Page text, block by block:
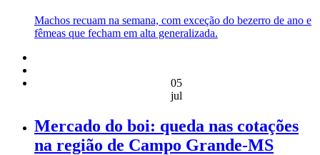
Machos recuam na semana, com exceção do bezerro de ano e
fêmeas que fecham em alta generalizada.
05
jul
Mercado do boi: queda nas cotações
na região de Campo Grande-MS